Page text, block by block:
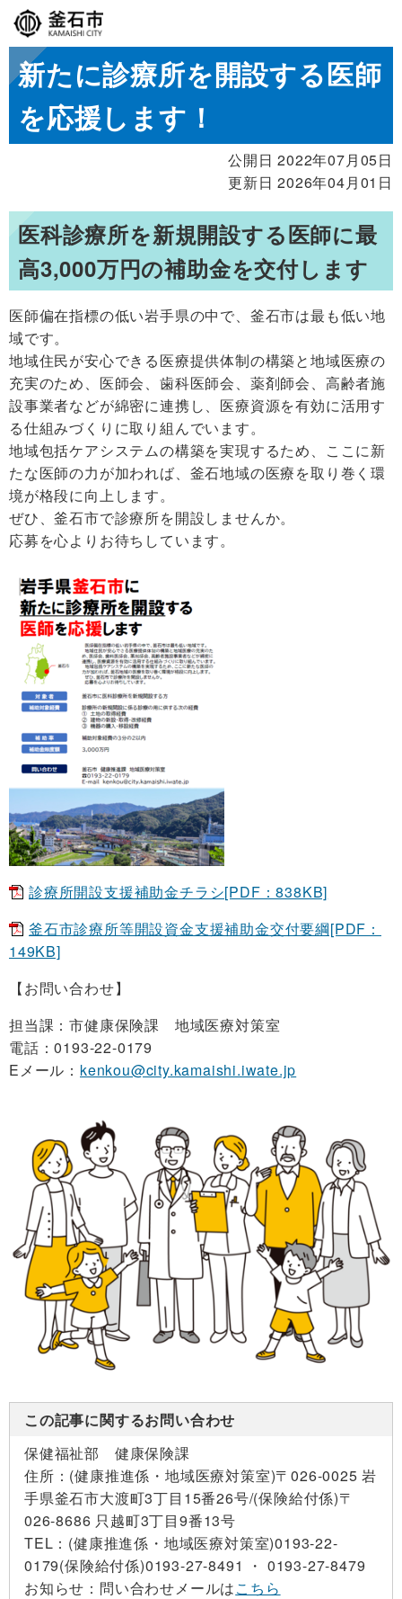
新たに診療所を開設する医師
を応援します！
公開日 2022年07月05日
更新日 2026年04月01日
医科診療所を新規開設する医師に最
高3,000万円の補助金を交付します
医師偏在指標の低い岩手県の中で、釜石市は最も低い地
域です。
地域住民が安心できる医療提供体制の構築と地域医療の
充実のため、医師会、歯科医師会、薬剤師会、高齢者施
設事業者などが綿密に連携し、医療資源を有効に活用す
る仕組みづくりに取り組んでいます。
地域包括ケアシステムの構築を実現するため、ここに新
たな医師の力が加われば、釜石地域の医療を取り巻く環
境が格段に向上します。
ぜひ、釜石市で診療所を開設しませんか。
応募を心よりお待ちしています。
診療所開設支援補助金チラシ[PDF：838KB]
釜石市診療所等開設資金支援補助金交付要綱[PDF：
149KB]
【お問い合わせ】
担当課：市健康保険課 地域医療対策室
電話：0193-22-0179
Eメール： kenkou@city.kamaishi.iwate.jp
この記事に関するお問い合わせ
保健福祉部 健康保険課
住所： (健康推進係・地域医療対策室)〒026-0025 岩
手県釜石市大渡町3丁目15番26号/(保険給付係)〒
026-8686 只越町3丁目9番13号
TEL： (健康推進係・地域医療対策室)0193-22-
0179(保険給付係)0193-27-8491 ・ 0193-27-8479
お知らせ： 問い合わせメールはこちら